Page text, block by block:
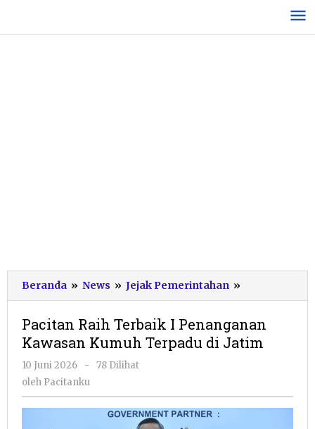
konten
Beranda » News » Jejak Pemerintahan »
Raih
I
Penanganan
Pacitan Raih Terbaik I Penanganan
Kawasan Kumuh Terpadu di Jatim
10 Juni 2026
oleh
Pacitanku
-
78 Dilihat
oleh Pacitanku